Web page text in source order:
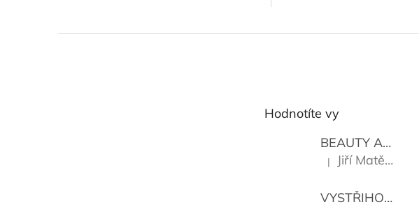
Hodnotíte vy
BEAUTY AND THE BEAT
Hodnocení produktu
| Jiří Matějů
VYSTŘIHOVÁNKY - PRAŽSKÉ PAMÁTKY